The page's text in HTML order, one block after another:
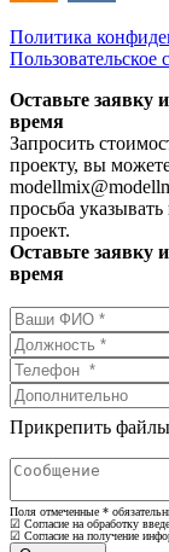
Политика
Пользовательское
Оставьте
время
Запросить
проекту, вы
просьба
проект.
Оставьте
время
Прикрепить файлы
Поля отмеченные *
☑ Согласие на обработку
☑ Согласие на получение